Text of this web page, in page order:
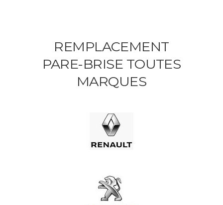
REMPLACEMENT
PARE-BRISE TOUTES
MARQUES